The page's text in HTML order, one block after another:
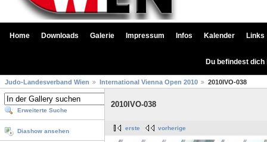
Home Downloads Galerie Impressum Infos Kalender Links
Du befindest
Judo-Landesverband Wien International Vienna Open 2010 2010IVO-038
Erweiterte Suche
Diashow ansehen
2010IVO-038
erste vorherige